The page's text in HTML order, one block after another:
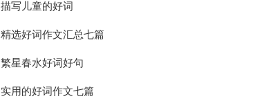
描写儿童的好词
精选好词作文汇总七篇
繁星春水好词好句
实用的好词作文七篇